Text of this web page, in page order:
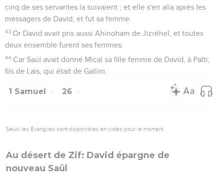
cinq de ses servantes la suivaient ; et elle s'en alla après les
messagers de David, et fut sa femme.
43 Or David avait pris aussi Ahinoham de Jizréhel, et toutes
deux ensemble furent ses femmes.
44 Car Saül avait donné Mical sa fille femme de David, à Palti,
fils de Laïs, qui était de Gallim.
1 Samuel 26
Seuls les Évangiles sont disponibles en vidéo pour le moment.
Au désert de Zif: David épargne de
nouveau Saül